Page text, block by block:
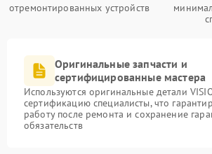
отремонтированных устройств
Оригинальные запчасти и
сертифицированные мастера
Используются оригинальные детали
сертификацию специалисты, что
работу после ремонта и сохранение
обязательств